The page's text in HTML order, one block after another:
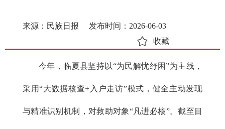
来源：民族日报
发布时间：2026-06-03
收藏
今年，临夏县坚持以“为民解忧纾困”为主线，
采用“大数据核查+入户走访”模式，健全主动发现
与精准识别机制，对救助对象“凡进必核”。截至目